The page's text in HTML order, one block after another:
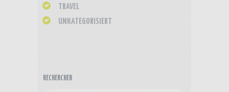
TRAVEL
UNKATEGORISIERT
RECHERCHER